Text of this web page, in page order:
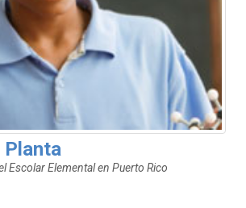
Planta
Escolar Elemental en Puerto Rico